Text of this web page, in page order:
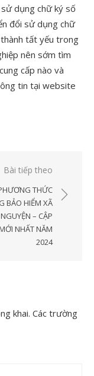
dụng chữ ký số
đổi sử dụng chữ
tất yếu trong
nên sớm tìm
cấp nào và
tin tại website
Bài tiếp theo
THỨC
BẢO HIỂM XÃ
– CẬP
NHẤT NĂM
2024
khai. Các trường